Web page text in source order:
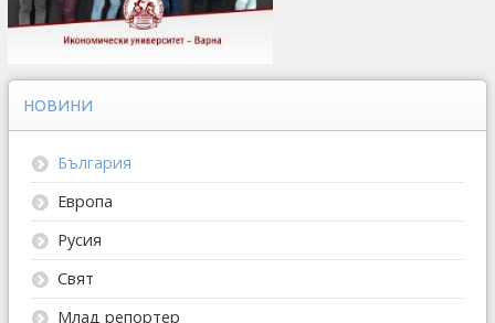
НОВИНИ
България
Европа
Русия
Свят
Млад репортер